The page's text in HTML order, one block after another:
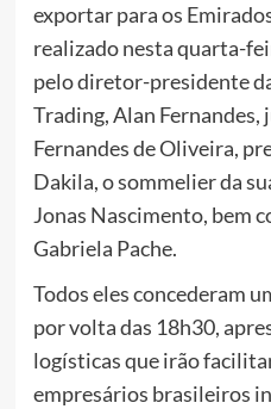
exportar para os
realizado nesta quarta-
pelo diretor-presidente
Trading, Alan
Fernandes de Oliveira,
Dakila, o sommelier da
Jonas Nascimento, bem
Gabriela Pache.
Todos eles concederam
por volta das 18h30,
logísticas que irão
empresários brasileiros